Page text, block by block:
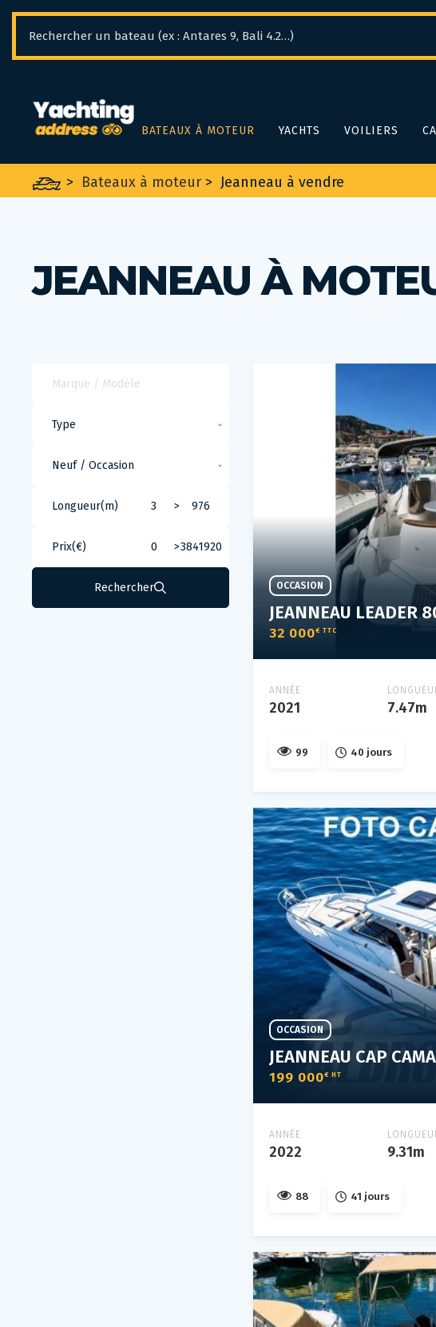
BATEAUX À MOTEUR YACHTS VOILIERS
> Bateaux à moteur > Jeanneau à vendre
JEANNEAU À
Longueur(m) >
Prix(€) >
Rechercher
JEANNEAU LEADER
32 000€ TTC
OCCASION
ANNÉE
2021 7.47m
99 40 jours
199 000€ HT
OCCASION
ANNÉE
2022 9.31m
88 41 jours
Panneau de gestion des cookies